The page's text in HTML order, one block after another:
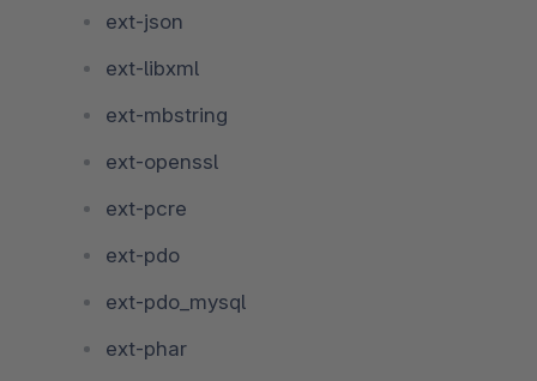
ext-json
ext-libxml
ext-mbstring
ext-openssl
ext-pcre
ext-pdo
ext-pdo_mysql
ext-phar